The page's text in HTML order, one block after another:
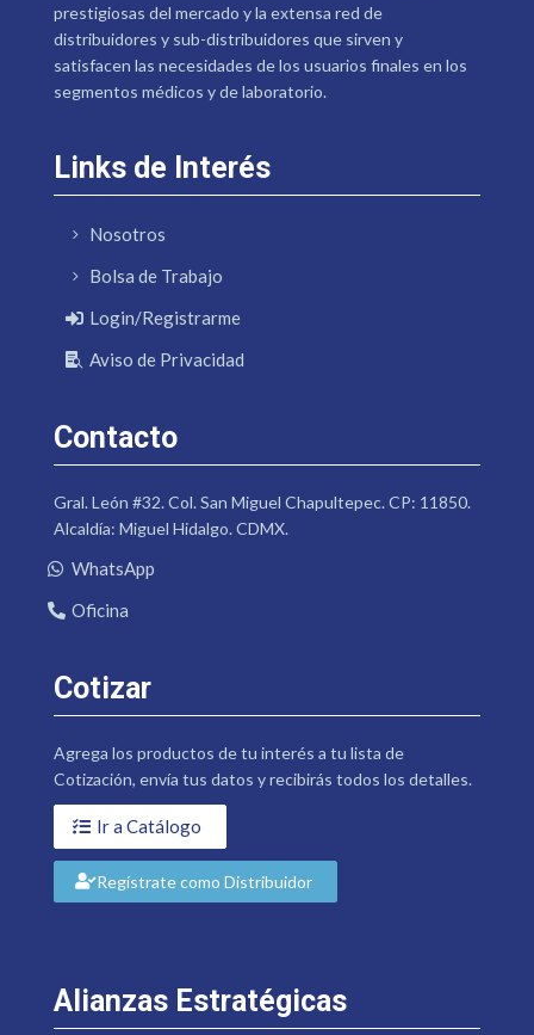
prestigiosas del mercado y la extensa red de
distribuidores y sub-distribuidores que sirven y
satisfacen las necesidades de los usuarios finales en los
segmentos médicos y de laboratorio.
Links de Interés
Nosotros
Bolsa de Trabajo
Login/Registrarme
Aviso de Privacidad
Contacto
Gral. León #32. Col. San Miguel Chapultepec. CP: 11850.
Alcaldía: Miguel Hidalgo. CDMX.
WhatsApp
Oficina
Cotizar
Agrega los productos de tu interés a tu lista de
Cotización, envía tus datos y recibirás todos los detalles.
Ir a Catálogo
Regístrate como Distribuidor
Alianzas Estratégicas